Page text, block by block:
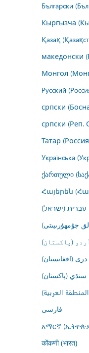
Български
Кыргызча
Қазақ
македонски
Монгол
Русский
српски
српски (Реп.
Татар
Українська
ქართული
Հայերեն
עברית (ישראל)
جۇمھۇرىيىتى)
اُردو (پاکستان)
درى (افغانستان)
سنڌي (پاکستان)
العربية)
فارسى
አማርኛ
कोंकणी (भारत)